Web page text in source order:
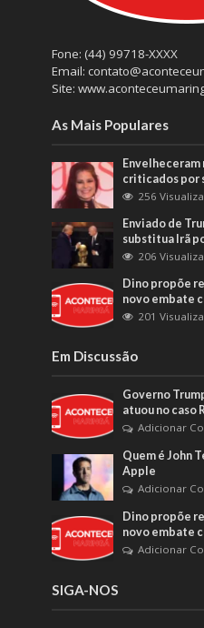
Fone: (44) 99718-XXXX
Email:
Site:
As Mais Populares
Envelheceram
criticados por
256
Enviado de
substitua Irã
206
Dino propõe
novo embate
201
Em Discussão
Governo
atuou no caso
Adicionar
Quem é John
Apple
Adicionar
Dino propõe
novo embate
Adicionar
SIGA-NOS